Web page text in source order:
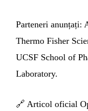
Parteneri anunțați:
Thermo Fisher
UCSF School of
Laboratory.
🔗 Articol oficial